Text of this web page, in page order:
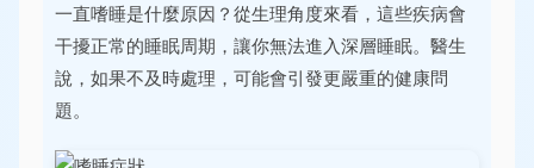
一直嗜睡是什麼原因？從生理角度來看，這些疾病會
干擾正常的睡眠周期，讓你無法進入深層睡眠。醫生
說，如果不及時處理，可能會引發更嚴重的健康問
題。